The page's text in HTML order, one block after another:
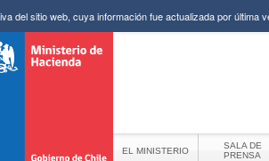
del sitio web, cuya información fue actualizada por
EL MINISTERIO
SALA DE
PRENSA